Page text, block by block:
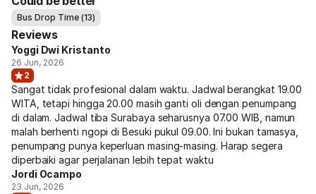
Bus Drop Time (13)
Reviews
Yoggi Dwi Kristanto
26 Jun, 2026
2
Sangat tidak profesional dalam waktu. Jadwal berangkat 19.00
WITA, tetapi hingga 20.00 masih ganti oli dengan penumpang
di dalam. Jadwal tiba Surabaya seharusnya 07.00 WIB, namun
malah berhenti ngopi di Besuki pukul 09.00. Ini bukan tamasya,
penumpang punya keperluan masing-masing. Harap segera
diperbaiki agar perjalanan lebih tepat waktu
Jordi Ocampo
23 Jun, 2026